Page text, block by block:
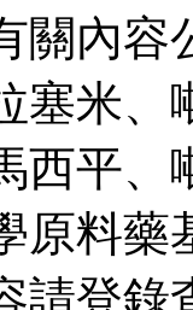
關內容
塞米、
西平、
原料藥
請登錄